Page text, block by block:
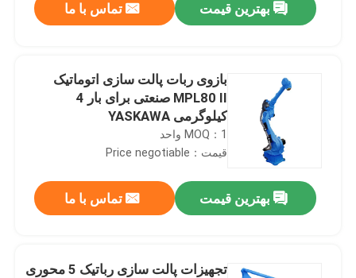
بهترین قیمت تماس با ما
بازوی ربات پالت سازی اتوماتیک
MPL80 II صنعتی برای بار 4
کیلوگرمی YASKAWA
MOQ：1 واحد
قیمت：Price negotiable
بهترین قیمت تماس با ما
تجهیزات پالت سازی رباتیک 5 محوری